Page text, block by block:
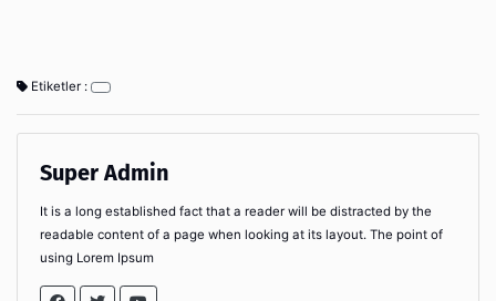
Etiketler :
Super Admin
It is a long established fact that a reader will be distracted by the
readable content of a page when looking at its layout. The point of
using Lorem Ipsum